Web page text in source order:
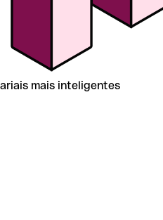
mais inteligentes